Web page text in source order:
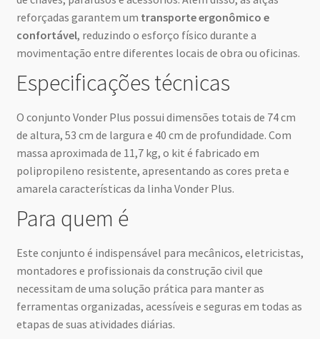
reforçadas garantem um transporte ergonômico e
confortável, reduzindo o esforço físico durante a
movimentação entre diferentes locais de obra ou oficinas.
Especificações técnicas
O conjunto Vonder Plus possui dimensões totais de 74 cm
de altura, 53 cm de largura e 40 cm de profundidade. Com
massa aproximada de 11,7 kg, o kit é fabricado em
polipropileno resistente, apresentando as cores preta e
amarela características da linha Vonder Plus.
Para quem é
Este conjunto é indispensável para mecânicos, eletricistas,
montadores e profissionais da construção civil que
necessitam de uma solução prática para manter as
ferramentas organizadas, acessíveis e seguras em todas as
etapas de suas atividades diárias.